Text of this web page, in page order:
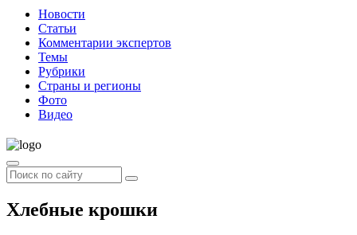
Новости
Статьи
Комментарии экспертов
Темы
Рубрики
Страны и регионы
Фото
Видео
Хлебные крошки